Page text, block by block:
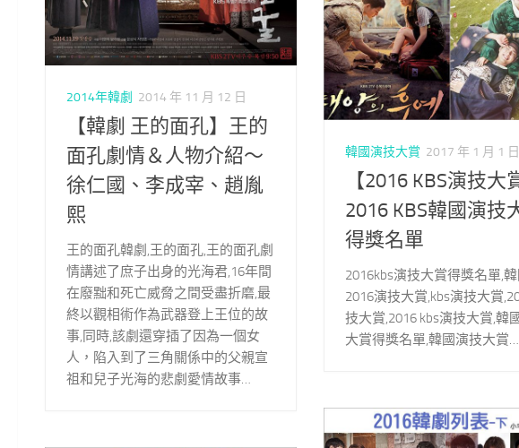
2014年韓劇 2014 年 11 月 12 日
【韓劇 王的面孔】王的
面孔劇情＆人物介紹～
徐仁國、李成宰、趙胤
熙
王的面孔韓劇,王的面孔,王的面孔劇
情講述了庶子出身的光海君,16年間
在廢黜和死亡威脅之間受盡折磨,最
終以觀相術作為武器登上王位的故
事,同時,該劇還穿插了因為一個女
人，陷入到了三角關係中的父親宣
祖和兒子光海的悲劇愛情故事…
韓國演技大賞 2017 年 1 月 1 日
【2016 KBS演技大
2016 KBS韓國演技
得獎名單
2016kbs演技大賞得獎名單,韓
2016演技大賞,kbs演技大賞
技大賞,2016 kbs演技大賞,韓
大賞得獎名單,韓國演技大賞…